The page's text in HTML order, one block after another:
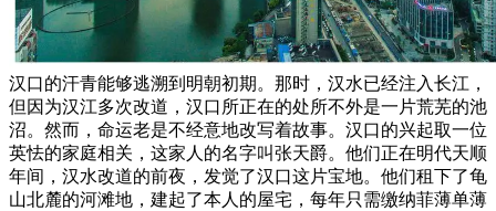
汉口的汗青能够逃溯到明朝初期。那时，汉水已经注入长江，
但因为汉江多次改道，汉口所正在的处所不外是一片荒芜的池
沼。然而，命运老是不经意地改写着故事。汉口的兴起取一位
英怯的家庭相关，这家人的名字叫张天爵。他们正在明代天顺
年间，汉水改道的前夜，发觉了汉口这片宝地。他们租下了龟
山北麓的河滩地，建起了本人的屋宅，每年只需缴纳菲薄单薄